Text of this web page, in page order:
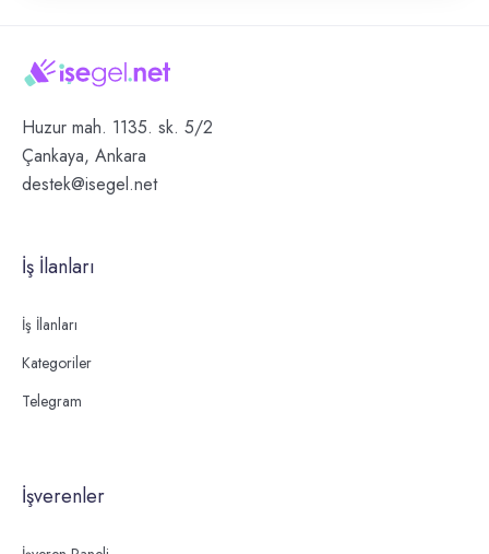
Huzur mah. 1135. sk. 5/2
Çankaya, Ankara
destek@isegel.net
İş İlanları
İş İlanları
Kategoriler
Telegram
İşverenler